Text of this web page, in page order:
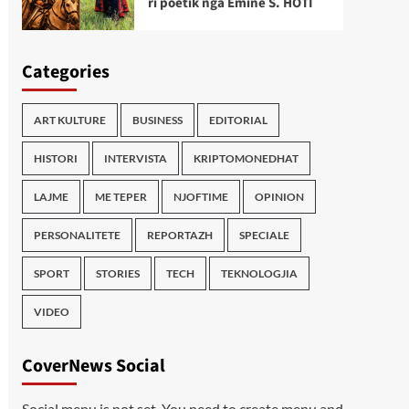
Categories
ART KULTURE BUSINESS EDITORIAL
HISTORI INTERVISTA KRIPTOMONEDHAT
LAJME ME TEPER NJOFTIME OPINION
PERSONALITETE REPORTAZH SPECIALE
SPORT STORIES TECH TEKNOLOGJIA
VIDEO
CoverNews Social